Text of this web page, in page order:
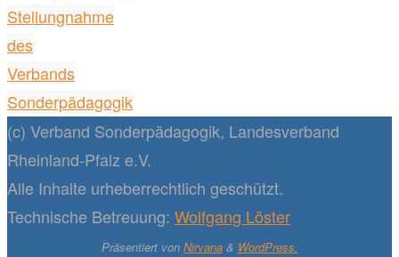
Stellungnahme
des
Verbands
Sonderpädagogik
(c) Verband Sonderpädagogik, Landesverband
Rheinland-Pfalz e.V.
Alle Inhalte urheberrechtlich geschützt.
Technische Betreuung: Wolfgang Löster
Präsentiert von Nirvana& WordPress.